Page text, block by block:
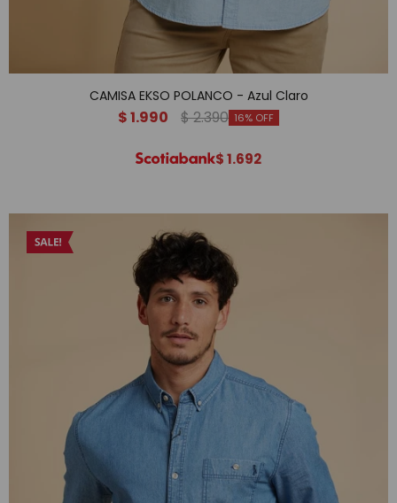
CAMISA EKSO POLANCO - Azul Claro
$1.990 $2.390 16
$1.692